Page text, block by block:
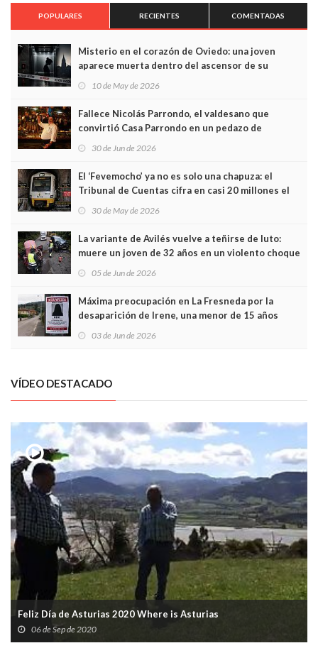
POPULARES RECIENTES COMENTADAS
Misterio en el corazón de Oviedo: una joven
aparece muerta dentro del ascensor de su
10 de May de 2026
Fallece Nicolás Parrondo, el valdesano que
convirtió Casa Parrondo en un pedazo de
30 de Jun de 2026
El ‘Fevemocho’ ya no es solo una chapuza: el
Tribunal de Cuentas cifra en casi 20 millones el
30 de May de 2026
La variante de Avilés vuelve a teñirse de luto:
muere un joven de 32 años en un violento choque
05 de Jun de 2026
Máxima preocupación en La Fresneda por la
desaparición de Irene, una menor de 15 años
03 de Jun de 2026
VÍDEO DESTACADO
Feliz Día de Asturias 2020 Where is Asturias
06 de Sep de 2020